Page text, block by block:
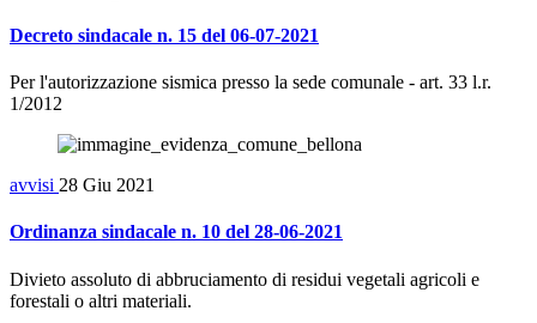
Decreto sindacale n. 15 del 06-07-2021
Per l'autorizzazione sismica presso la sede comunale - art. 33 l.r.
1/2012
avvisi 28 Giu 2021
Ordinanza sindacale n. 10 del 28-06-2021
Divieto assoluto di abbruciamento di residui vegetali agricoli e
forestali o altri materiali.